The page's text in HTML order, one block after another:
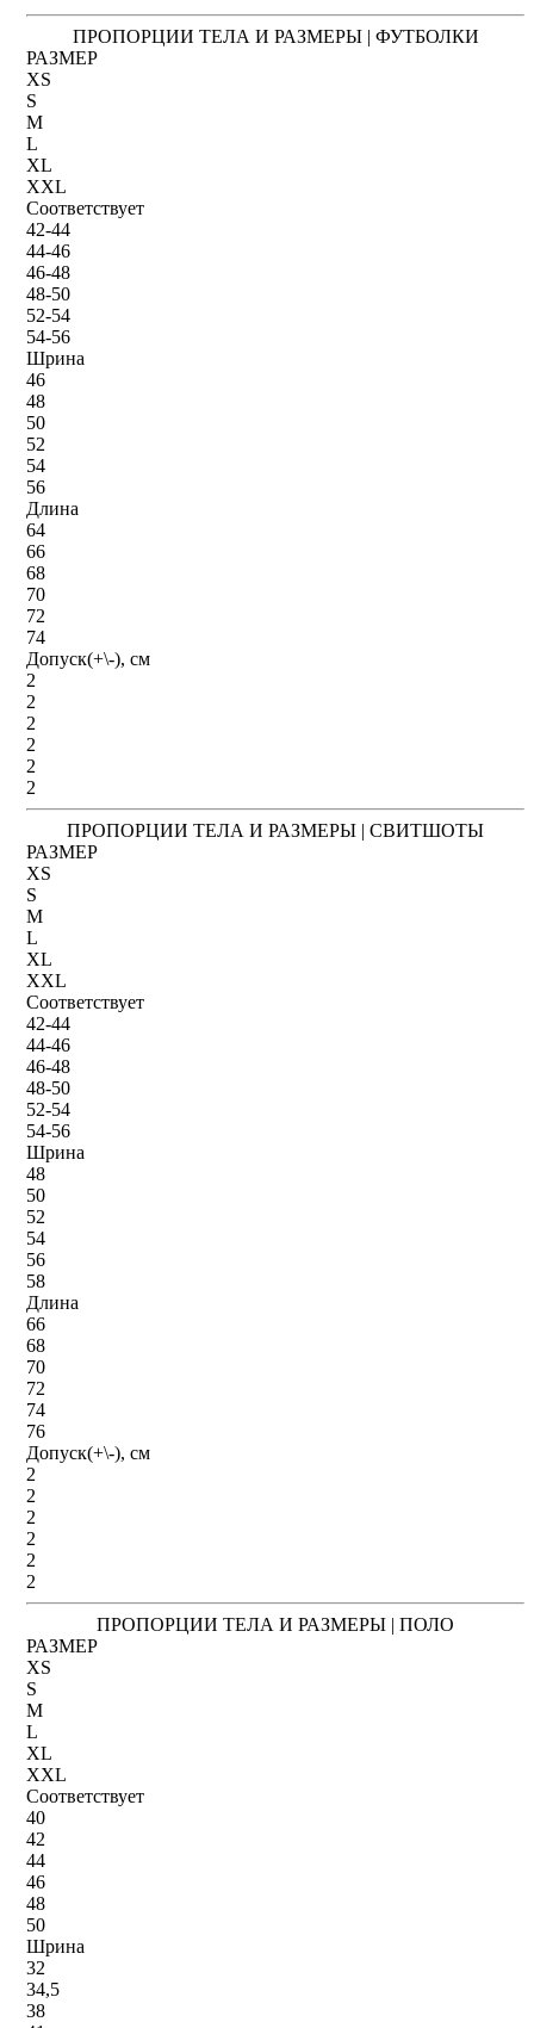
ПРОПОРЦИИ ТЕЛА И РАЗМЕРЫ | ФУТБОЛКИ
РАЗМЕР
XS
S
M
L
XL
XXL
Соответствует
42-44
44-46
46-48
48-50
52-54
54-56
Шрина
46
48
50
52
54
56
Длина
64
66
68
70
72
74
Допуск(+\-), см
2
2
2
2
2
2
ПРОПОРЦИИ ТЕЛА И РАЗМЕРЫ | СВИТШОТЫ
РАЗМЕР
XS
S
M
L
XL
XXL
Соответствует
42-44
44-46
46-48
48-50
52-54
54-56
Шрина
48
50
52
54
56
58
Длина
66
68
70
72
74
76
Допуск(+\-), см
2
2
2
2
2
2
ПРОПОРЦИИ ТЕЛА И РАЗМЕРЫ | ПОЛО
РАЗМЕР
XS
S
M
L
XL
XXL
Соответствует
40
42
44
46
48
50
Шрина
32
34,5
38